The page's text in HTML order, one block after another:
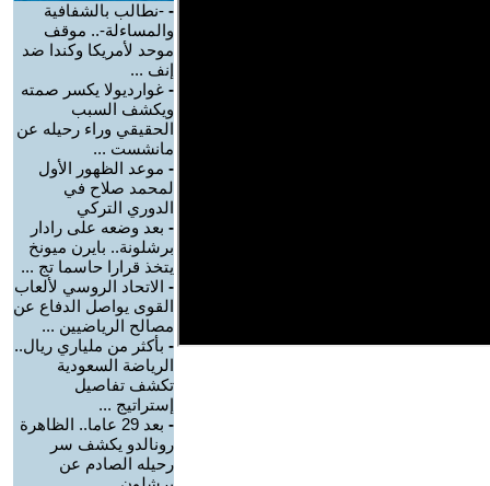
- -نطالب بالشفافية
والمساءلة-.. موقف
موحد لأمريكا وكندا ضد
إنف ...
- غوارديولا يكسر صمته
ويكشف السبب
الحقيقي وراء رحيله عن
مانشست ...
- موعد الظهور الأول
لمحمد صلاح في
الدوري التركي
- بعد وضعه على رادار
برشلونة.. بايرن ميونخ
يتخذ قرارا حاسما تج ...
- الاتحاد الروسي لألعاب
القوى يواصل الدفاع عن
مصالح الرياضيين ...
- بأكثر من ملياري ريال..
الرياضة السعودية
تكشف تفاصيل
إستراتيج ...
-
بعد 29 عاما.. الظاهرة
رونالدو يكشف سر
رحيله الصادم عن